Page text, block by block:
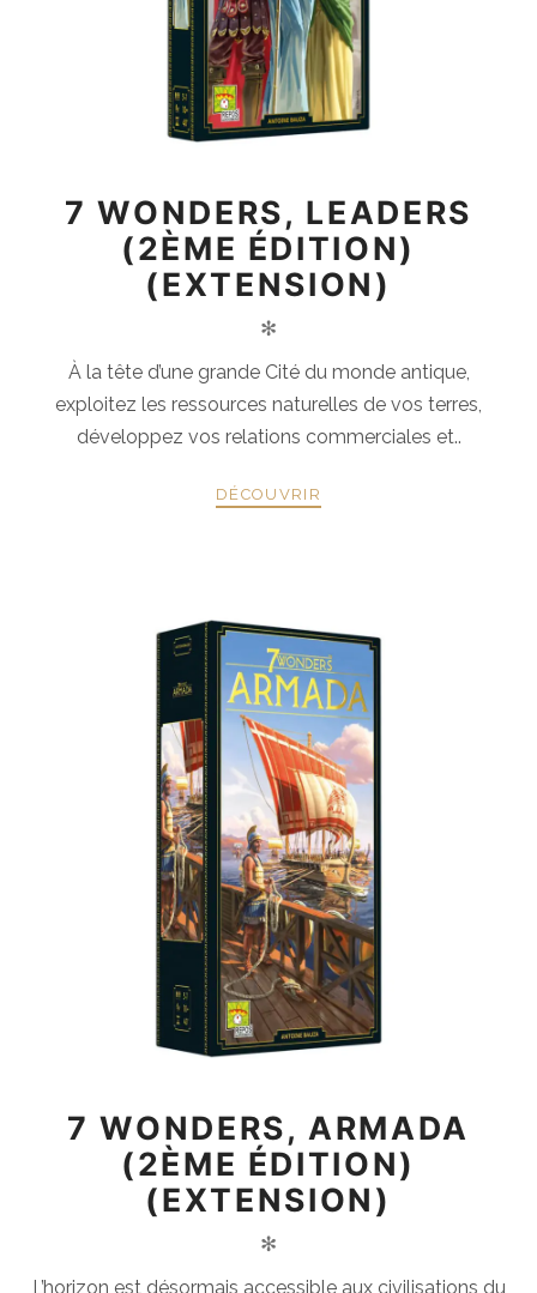
7 WONDERS, LEADERS
(2ÈME ÉDITION)
(EXTENSION)
✻
À la tête d’une grande Cité du monde antique,
exploitez les ressources naturelles de vos terres,
développez vos relations commerciales et..
DÉCOUVRIR
7 WONDERS, ARMADA
(2ÈME ÉDITION)
(EXTENSION)
✻
L’horizon est désormais accessible aux civilisations du